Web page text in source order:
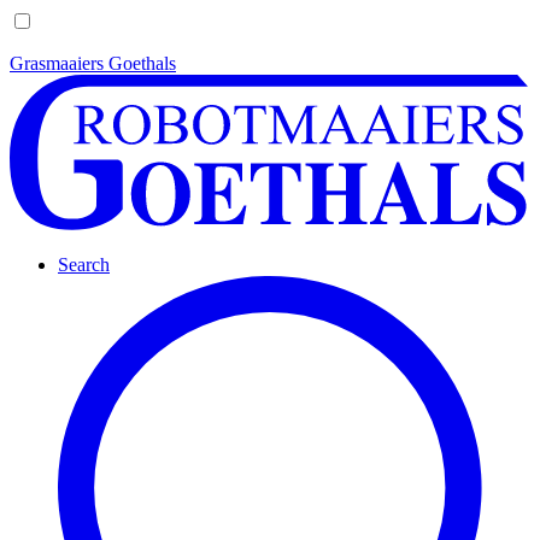
Grasmaaiers Goethals
Search